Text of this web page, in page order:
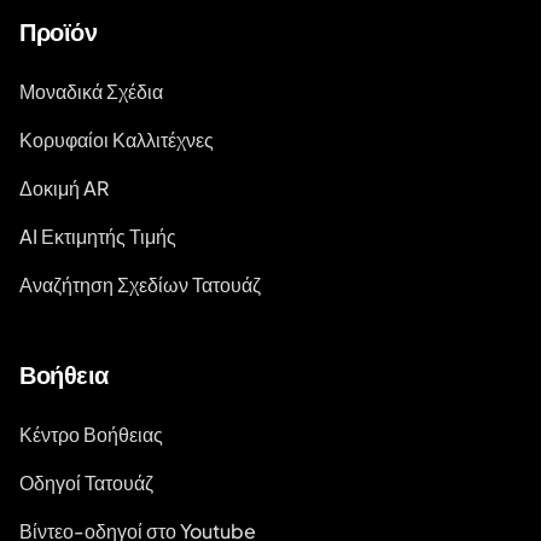
Προϊόν
Μοναδικά Σχέδια
Κορυφαίοι Καλλιτέχνες
Δοκιμή AR
AI Εκτιμητής Τιμής
Αναζήτηση Σχεδίων Τατουάζ
Βοήθεια
Κέντρο Βοήθειας
Οδηγοί Τατουάζ
Βίντεο-οδηγοί στο Youtube